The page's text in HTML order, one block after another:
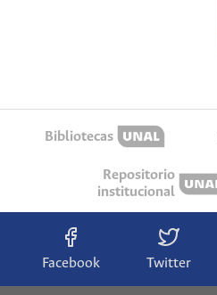
Bibliotecas
Repositorio
institucional
Facebook Twitter